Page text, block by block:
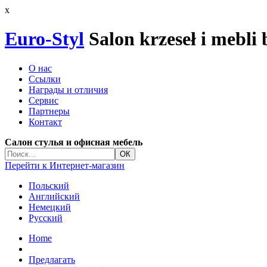
x
Euro-Styl Salon krzeseł i
О нас
Ссылки
Награды и отличия
Сервис
Партнеры
Контакт
Салон стулья и офисная мебель
Перейти к Интернет-магазин
Польский
Английский
Немецкий
Русский
Home
Предлагать